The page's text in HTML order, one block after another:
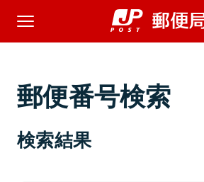
郵便番号検索
検索結果